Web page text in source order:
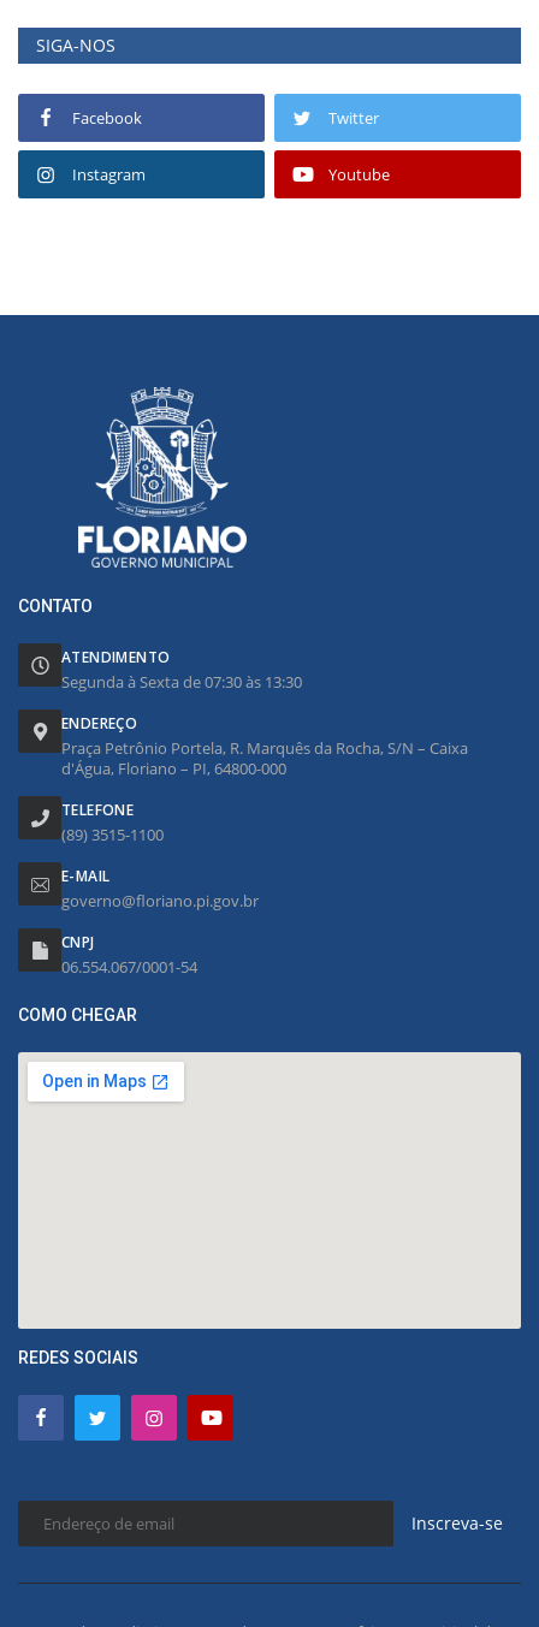
SIGA-NOS
Facebook Twitter
Instagram Youtube
CONTATO
ATENDIMENTO
Segunda à Sexta de 07:30 às 13:30
ENDEREÇO
Praça Petrônio Portela, R. Marquês da Rocha, S/N – Caixa
d'Água, Floriano – PI, 64800-000
TELEFONE
(89) 3515-1100
E-MAIL
governo@floriano.pi.gov.br
CNPJ
06.554.067/0001-54
COMO CHEGAR
REDES SOCIAIS
Inscreva-se